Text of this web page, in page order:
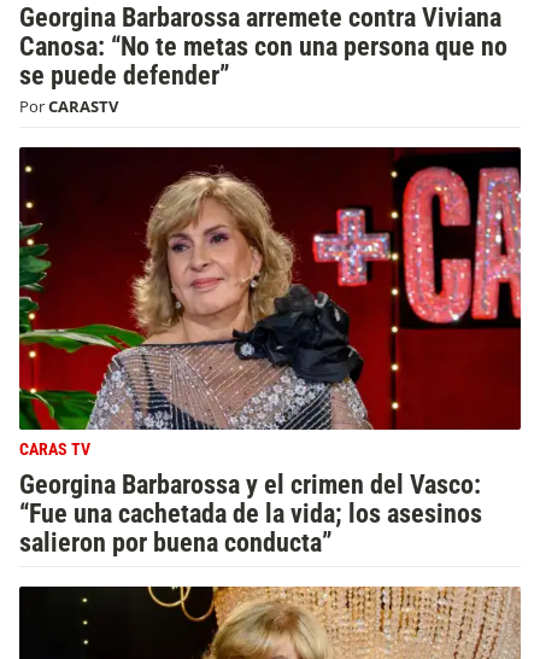
Georgina Barbarossa arremete contra Viviana
Canosa: “No te metas con una persona que no
se puede defender”
PorCARASTV
CARAS TV
Georgina Barbarossa y el crimen del Vasco:
“Fue una cachetada de la vida; los asesinos
salieron por buena conducta”